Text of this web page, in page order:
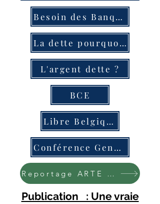
Besoin des Banques ?
La dette pourquoi ?
L'argent dette ?
BCE
Libre Belgique
Conférence Geneviève Bouché
Reportage ARTE sur les monnaies
Publication : Une vraie